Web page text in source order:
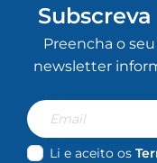
Preencha o
newsletter
Li e aceito os